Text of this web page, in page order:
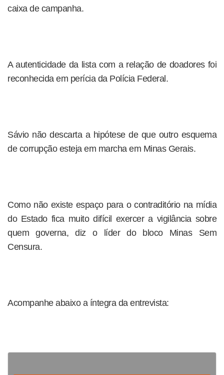
caixa de campanha.
A autenticidade da lista com a relação de doadores foi
reconhecida em perícia da Polícia Federal.
Sávio não descarta a hipótese de que outro esquema
de corrupção esteja em marcha em Minas Gerais.
Como não existe espaço para o contraditório na mídia
do Estado fica muito difícil exercer a vigilância sobre
quem governa, diz o líder do bloco Minas Sem
Censura.
Acompanhe abaixo a íntegra da entrevista: